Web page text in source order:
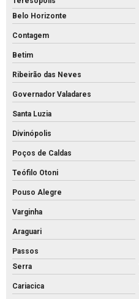
Fornecedor de tubos de concreto
Grelha de concreto preço
Grelha de concreto
Intertravado de concreto comprar
Intertravado de concreto preço
Intertravado de concreto
Intertravados de concreto pisos
Meio fio de concreto para calçada
Meio fio de concreto comprar
Meio fio de concreto pré moldado
Meio fio de concreto preço
Belo Horizonte
Contagem
Betim
Ribeirão das Neves
Governador Valadares
Santa Luzia
Divinópolis
Poços de Caldas
Teófilo Otoni
Pouso Alegre
Varginha
Araguari
Passos
Serra
Cariacica